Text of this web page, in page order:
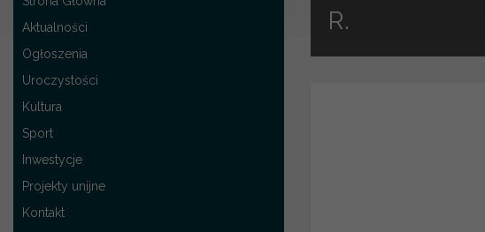
Aktualności
Ogłoszenia
Uroczystości
Kultura
Sport
Inwestycje
Projekty unijne
Kontakt
R.